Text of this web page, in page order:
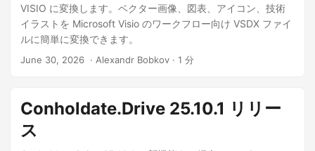
t
o
n
VISIO に変換します。ベクター画像、図表、アイコン、技術
イラストを Microsoft Visio のワークフロー向け VSDX ファイ
ルに簡単に変換できます。
June 30, 2026 ‎ · Alexandr Bobkov · 1 分
Conholdate.Drive 25.10.1 リリー
ス